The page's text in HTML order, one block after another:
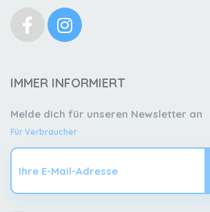
IMMER INFORMIERT
Melde dich für unseren Newsletter an
Für Verbraucher